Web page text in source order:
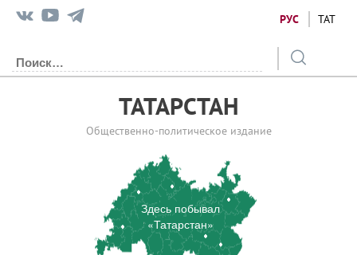
РУС ТАТ
ТАТАРСТАН
Общественно-политическое издание
Здесь побывал
«Татарстан»